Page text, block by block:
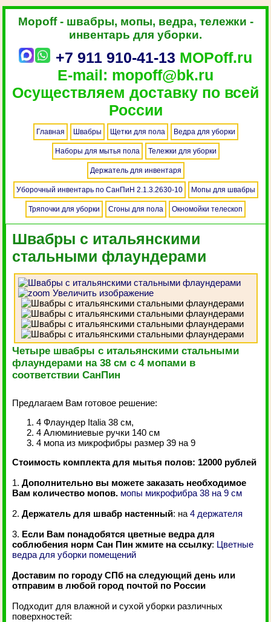
Mopoff - швабры, мопы, ведра, тележки -
инвентарь для уборки.
+7 911 910-41-13 MOPoff.ru
E-mail: mopoff@bk.ru
Осуществляем доставку по всей
России
Главная Швабры Щетки для пола Ведра для уборки
Наборы для мытья пола Тележки для уборки
Держатель для инвентаря
Уборочный инвентарь по СанПиН 2.1.3.2630-10 Мопы для швабры
Тряпочки для уборки Сгоны для пола Окномойки телескоп
Швабры с итальянскими
стальными флаундерами
Увеличить изображение
Четыре швабры с итальянскими стальными
флаундерами на 38 см с 4 мопами в
соответствии СанПин
Предлагаем Вам готовое решение:
4 Флаундер Italia 38 см,
4 Алюминиевые ручки 140 см
4 мопа из микрофибры размер 39 на 9
Стоимость комплекта для мытья полов: 12000 рублей
1.Дополнительно вы можете заказать необходимое
Вам количество мопов. мопы микрофибра 38 на 9 см
2.Держатель для швабр настенный: на4 держателя
3. Если Вам понадобятся цветные ведра для
соблюбения норм Сан Пин жмите на ссылку: Цветные
ведра для уборки помещений
Доставим по городу СПб на следующий день или
отправим в любой город почтой по России
Подходит для влажной и сухой уборки различных
поверхностей: